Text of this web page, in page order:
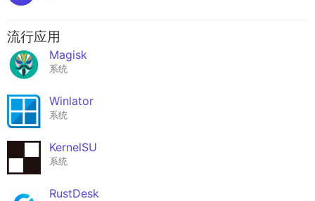
流行应用
Magisk
系统
Winlator
系统
KernelSU
系统
RustDesk